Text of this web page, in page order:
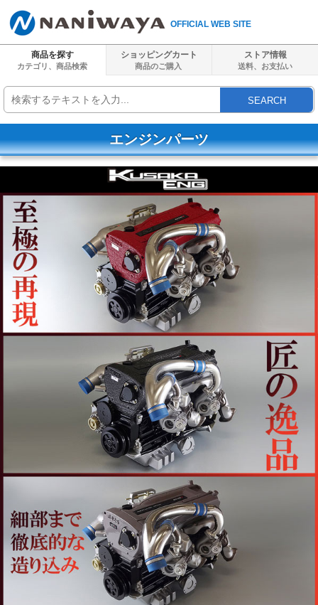
OFFICIAL WEB SITE
商品を探す
カテゴリ、商品検索
ショッピングカート
商品のご購入
ストア情報
送料、 お支払い
SEARCH
エンジンパーツ